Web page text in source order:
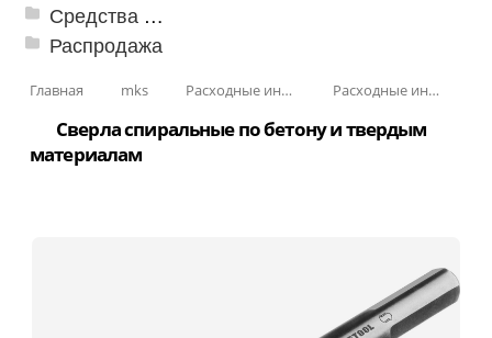
Средства от насекомых и садовых вредителей
Распродажа
Главная mks Расходные инструменты Расходные инструменты по бетону
Сверла спиральные по бетону и твердым
материалам